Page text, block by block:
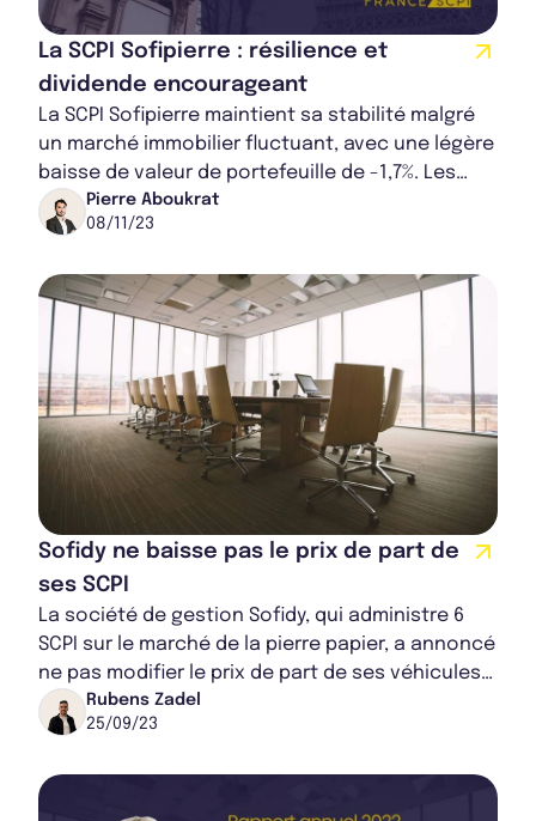
La SCPI Sofipierre : résilience et
dividende encourageant
La SCPI Sofipierre maintient sa stabilité malgré
un marché immobilier fluctuant, avec une légère
baisse de valeur de portefeuille de -1,7%. Les
investissements stratégiques et une...
Pierre Aboukrat
08/11/23
Sofidy ne baisse pas le prix de part de
ses SCPI
La société de gestion Sofidy, qui administre 6
SCPI sur le marché de la pierre papier, a annoncé
ne pas modifier le prix de part de ses véhicules
d’investissement. Même si la valeu...
Rubens Zadel
25/09/23